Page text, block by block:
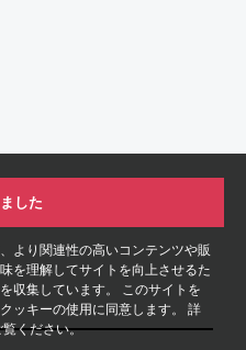
より関連性の高いコンテンツや販
を理解してサイトを向上させるた
収集しています。 このサイトを
ッキーの使用に同意します。 詳
覧ください。
した